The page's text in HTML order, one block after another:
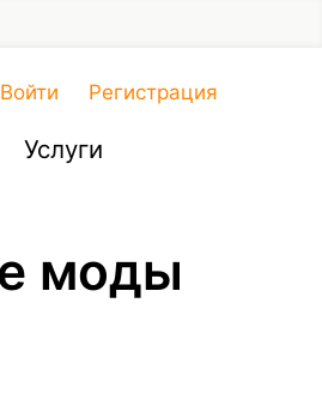
Войти Регистрация
Услуги
моды